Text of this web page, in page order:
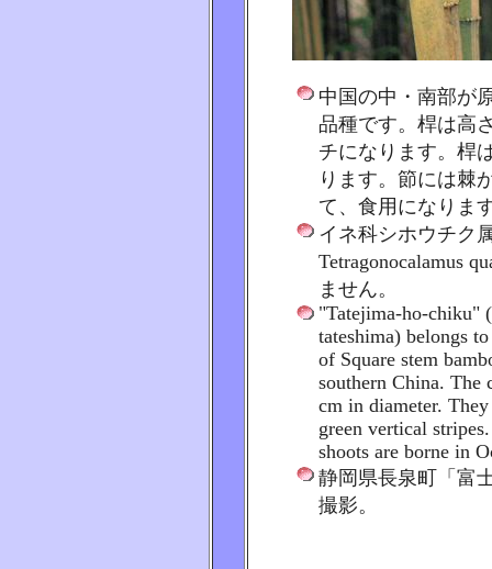
中国の中・南部が
品種です。桿は高
チになります。桿
ります。節には棘
て、食用になりま
イネ科シホウチク
Tetragonocalamus
ません。
"Tatejima-ho-chiku"
tateshima) belongs
of Square stem
southern China. The
cm in diameter.
green vertical
shoots are borne in
静岡県長泉町「富
撮影。